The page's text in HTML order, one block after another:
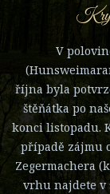
V
října byla
štěňátka po
konci listopadu.
případě zájmu
Zegermachera
vrhu najdete v